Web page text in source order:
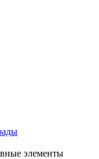
элементы